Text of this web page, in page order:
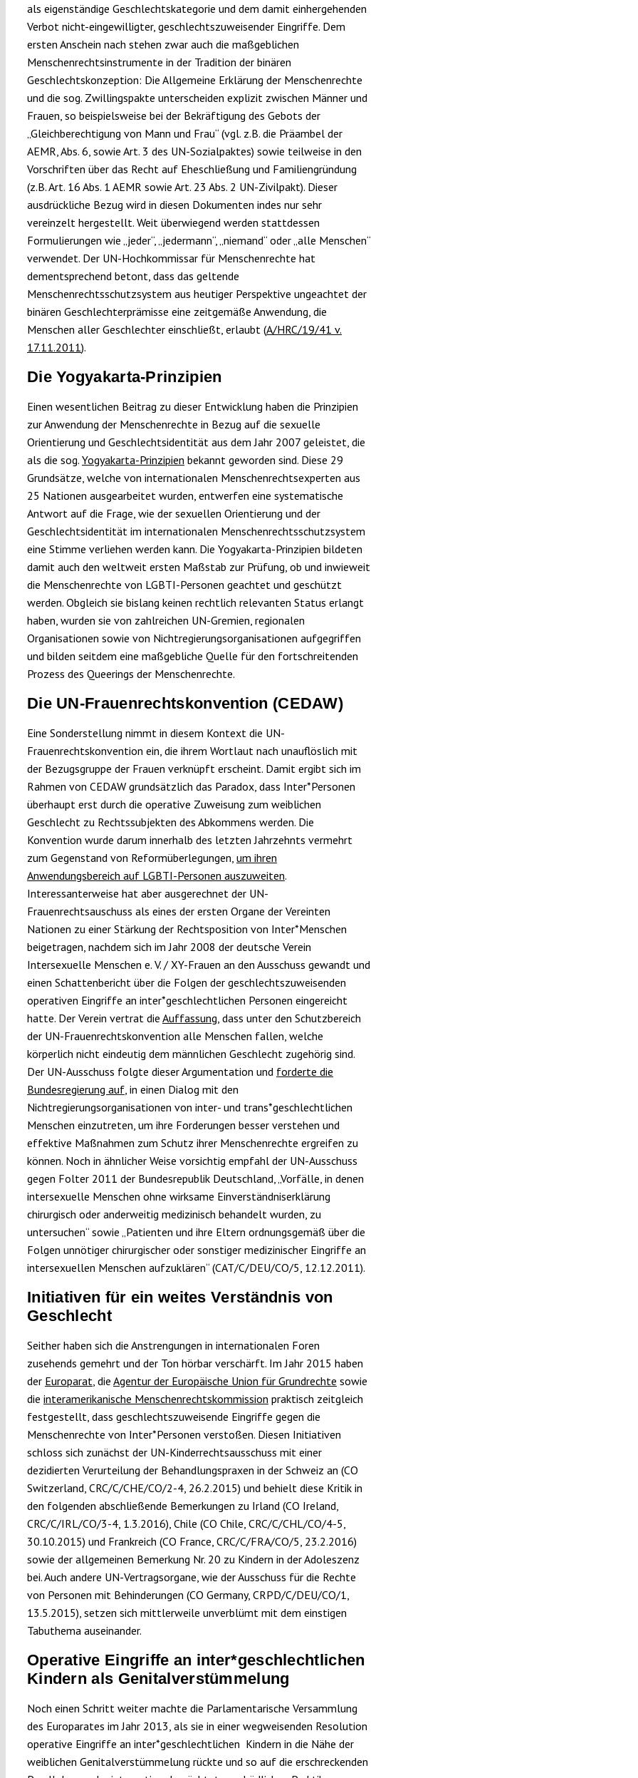
als eigenständige Geschlechtskategorie und dem damit einhergehenden
Verbot nicht-eingewilligter, geschlechtszuweisender Eingriffe. Dem
ersten Anschein nach stehen zwar auch die maßgeblichen
Menschenrechtsinstrumente in der Tradition der binären
Geschlechtskonzeption: Die Allgemeine Erklärung der Menschenrechte
und die sog. Zwillingspakte unterscheiden explizit zwischen Männer und
Frauen, so beispielsweise bei der Bekräftigung des Gebots der
„Gleichberechtigung von Mann und Frau“ (vgl. z.B. die Präambel der
AEMR, Abs. 6, sowie Art. 3 des UN-Sozialpaktes) sowie teilweise in den
Vorschriften über das Recht auf Eheschließung und Familiengründung
(z.B. Art. 16 Abs. 1 AEMR sowie Art. 23 Abs. 2 UN-Zivilpakt). Dieser
ausdrückliche Bezug wird in diesen Dokumenten indes nur sehr
vereinzelt hergestellt. Weit überwiegend werden stattdessen
Formulierungen wie „jeder“, „jedermann“, „niemand“ oder „alle Menschen“
verwendet. Der UN-Hochkommissar für Menschenrechte hat
dementsprechend betont, dass das geltende
Menschenrechtsschutzsystem aus heutiger Perspektive ungeachtet der
binären Geschlechterprämisse eine zeitgemäße Anwendung, die
Menschen aller Geschlechter einschließt, erlaubt (A/HRC/19/41 v.
17.11.2011).
Die Yogyakarta-Prinzipien
Einen wesentlichen Beitrag zu dieser Entwicklung haben die Prinzipien
zur Anwendung der Menschenrechte in Bezug auf die sexuelle
Orientierung und Geschlechtsidentität aus dem Jahr 2007 geleistet, die
als die sog. Yogyakarta-Prinzipien bekannt geworden sind. Diese 29
Grundsätze, welche von internationalen Menschenrechtsexperten aus
25 Nationen ausgearbeitet wurden, entwerfen eine systematische
Antwort auf die Frage, wie der sexuellen Orientierung und der
Geschlechtsidentität im internationalen Menschenrechtsschutzsystem
eine Stimme verliehen werden kann. Die Yogyakarta-Prinzipien bildeten
damit auch den weltweit ersten Maßstab zur Prüfung, ob und inwieweit
die Menschenrechte von LGBTI-Personen geachtet und geschützt
werden. Obgleich sie bislang keinen rechtlich relevanten Status erlangt
haben, wurden sie von zahlreichen UN-Gremien, regionalen
Organisationen sowie von Nichtregierungsorganisationen aufgegriffen
und bilden seitdem eine maßgebliche Quelle für den fortschreitenden
Prozess des Queerings der Menschenrechte.
Die UN-Frauenrechtskonvention (CEDAW)
Eine Sonderstellung nimmt in diesem Kontext die UN-
Frauenrechtskonvention ein, die ihrem Wortlaut nach unauflöslich mit
der Bezugsgruppe der Frauen verknüpft erscheint. Damit ergibt sich im
Rahmen von CEDAW grundsätzlich das Paradox, dass Inter*Personen
überhaupt erst durch die operative Zuweisung zum weiblichen
Geschlecht zu Rechtssubjekten des Abkommens werden. Die
Konvention wurde darum innerhalb des letzten Jahrzehnts vermehrt
zum Gegenstand von Reformüberlegungen, um ihren
Anwendungsbereich auf LGBTI-Personen auszuweiten.
Interessanterweise hat aber ausgerechnet der UN-
Frauenrechtsauschuss als eines der ersten Organe der Vereinten
Nationen zu einer Stärkung der Rechtsposition von Inter*Menschen
beigetragen, nachdem sich im Jahr 2008 der deutsche Verein
Intersexuelle Menschen e. V. / XY-Frauen an den Ausschuss gewandt und
einen Schattenbericht über die Folgen der geschlechtszuweisenden
operativen Eingriffe an inter*geschlechtlichen Personen eingereicht
hatte. Der Verein vertrat die Auffassung , dass unter den Schutzbereich
der UN-Frauenrechtskonvention alle Menschen fallen, welche
körperlich nicht eindeutig dem männlichen Geschlecht zugehörig sind.
Der UN-Ausschuss folgte dieser Argumentation und forderte die
Bundesregierung auf, in einen Dialog mit den
Nichtregierungsorganisationen von inter- und trans*geschlechtlichen
Menschen einzutreten, um ihre Forderungen besser verstehen und
effektive Maßnahmen zum Schutz ihrer Menschenrechte ergreifen zu
können. Noch in ähnlicher Weise vorsichtig empfahl der UN-Ausschuss
gegen Folter 2011 der Bundesrepublik Deutschland, „Vorfälle, in denen
intersexuelle Menschen ohne wirksame Einverständniserklärung
chirurgisch oder anderweitig medizinisch behandelt wurden, zu
untersuchen“ sowie „Patienten und ihre Eltern ordnungsgemäß über die
Folgen unnötiger chirurgischer oder sonstiger medizinischer Eingriffe an
intersexuellen Menschen aufzuklären“ (CAT/C/DEU/CO/5, 12.12.2011).
Initiativen für ein weites Verständnis von
Geschlecht
Seither haben sich die Anstrengungen in internationalen Foren
zusehends gemehrt und der Ton hörbar verschärft. Im Jahr 2015 haben
der Europarat , die Agentur der Europäische Union für Grundrechte sowie
die interamerikanische Menschenrechtskommission praktisch zeitgleich
festgestellt, dass geschlechtszuweisende Eingriffe gegen die
Menschenrechte von Inter*Personen verstoßen. Diesen Initiativen
schloss sich zunächst der UN-Kinderrechtsausschuss mit einer
dezidierten Verurteilung der Behandlungspraxen in der Schweiz an (CO
Switzerland, CRC/C/CHE/CO/2-4, 26.2.2015) und behielt diese Kritik in
den folgenden abschließende Bemerkungen zu Irland (CO Ireland,
CRC/C/IRL/CO/3-4, 1.3.2016), Chile (CO Chile, CRC/C/CHL/CO/4-5,
30.10.2015) und Frankreich (CO France, CRC/C/FRA/CO/5, 23.2.2016)
sowie der allgemeinen Bemerkung Nr. 20 zu Kindern in der Adoleszenz
bei. Auch andere UN-Vertragsorgane, wie der Ausschuss für die Rechte
von Personen mit Behinderungen (CO Germany, CRPD/C/DEU/CO/1,
13.5.2015), setzen sich mittlerweile unverblümt mit dem einstigen
Tabuthema auseinander.
Operative Eingriffe an inter*geschlechtlichen
Kindern als Genitalverstümmelung
Noch einen Schritt weiter machte die Parlamentarische Versammlung
des Europarates im Jahr 2013, als sie in einer wegweisenden Resolution
operative Eingriffe an inter*geschlechtlichen Kindern in die Nähe der
weiblichen Genitalverstümmelung rückte und so auf die erschreckenden